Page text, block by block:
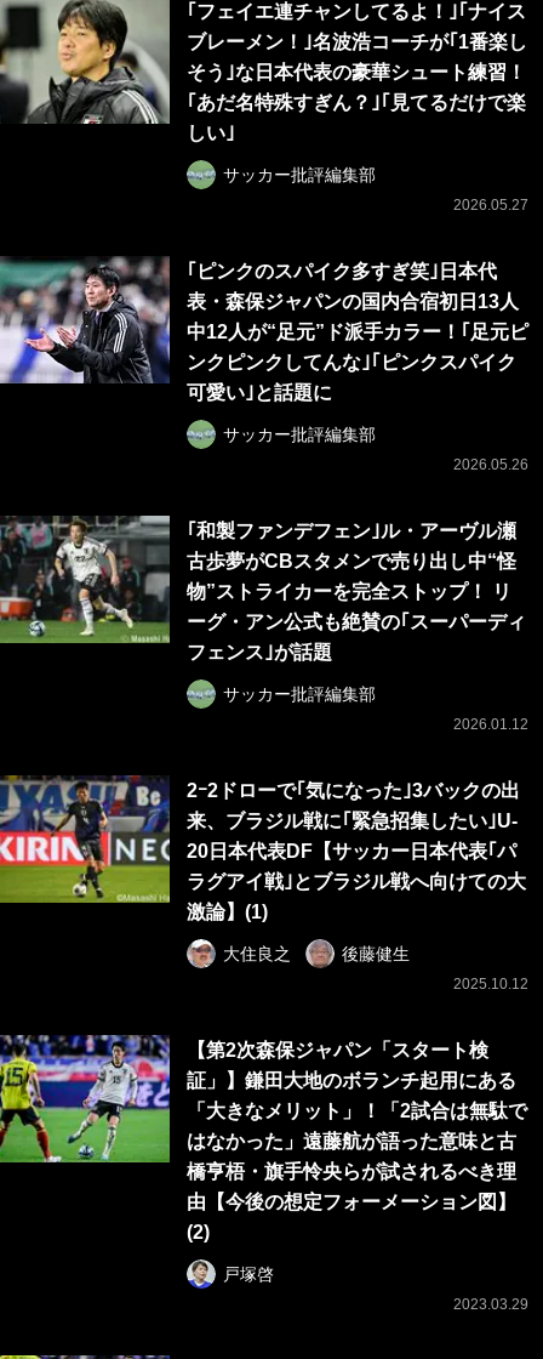
｢フェイエ連チャンしてるよ！｣｢ナイス
ブレーメン！｣名波浩コーチが｢1番楽し
そう｣な日本代表の豪華シュート練習！
｢あだ名特殊すぎん？｣｢見てるだけで楽
しい｣
サッカー批評編集部
2026.05.27
｢ピンクのスパイク多すぎ笑｣日本代
表・森保ジャパンの国内合宿初日13人
中12人が“足元”ド派手カラー！｢足元ピ
ンクピンクしてんな｣｢ピンクスパイク
可愛い｣と話題に
サッカー批評編集部
2026.05.26
｢和製ファンデフェン｣ル・アーヴル瀬
古歩夢がCBスタメンで売り出し中“怪
物”ストライカーを完全ストップ！ リ
ーグ・アン公式も絶賛の｢スーパーディ
フェンス｣が話題
サッカー批評編集部
2026.01.12
2ｰ2ドローで｢気になった｣3バックの出
来、ブラジル戦に｢緊急招集したい｣U-
20日本代表DF【サッカー日本代表｢パ
ラグアイ戦｣とブラジル戦へ向けての大
激論】(1)
大住良之 後藤健生
2025.10.12
【第2次森保ジャパン「スタート検
証」】鎌田大地のボランチ起用にある
「大きなメリット」！「2試合は無駄で
はなかった」遠藤航が語った意味と古
橋亨梧・旗手怜央らが試されるべき理
由【今後の想定フォーメーション図】
(2)
戸塚啓
2023.03.29